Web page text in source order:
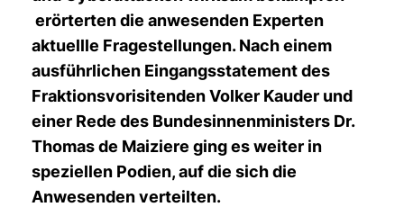
erörterten die anwesenden Experten
aktuellle Fragestellungen. Nach einem
ausführlichen Eingangsstatement des
Fraktionsvorisitenden Volker Kauder und
einer Rede des Bundesinnenministers Dr.
Thomas de Maiziere ging es weiter in
speziellen Podien, auf die sich die
Anwesenden verteilten.